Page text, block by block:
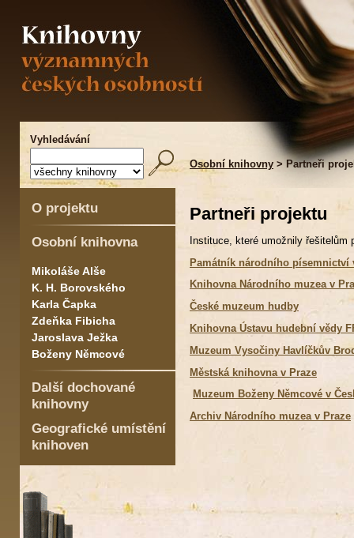
Vyhledávání
Osobní knihovny > Partneři
O projektu
Osobní knihovna
Mikoláše Alše
K. H. Borovského
Karla Čapka
Zdeňka Fibicha
Jaroslava Ježka
Boženy Němcové
Další dochované
knihovny
Geografické umístění
knihoven
Partneři projektu
Instituce, které umožnily
Památník národního písemnictví
Knihovna Národního muzea v
České muzeum hudby
Knihovna Ústavu hudební vědy
Muzeum Vysočiny Havlíčkův
Městská knihovna v Praze
Muzeum Boženy Němcové v
Archiv Národního muzea v Praze